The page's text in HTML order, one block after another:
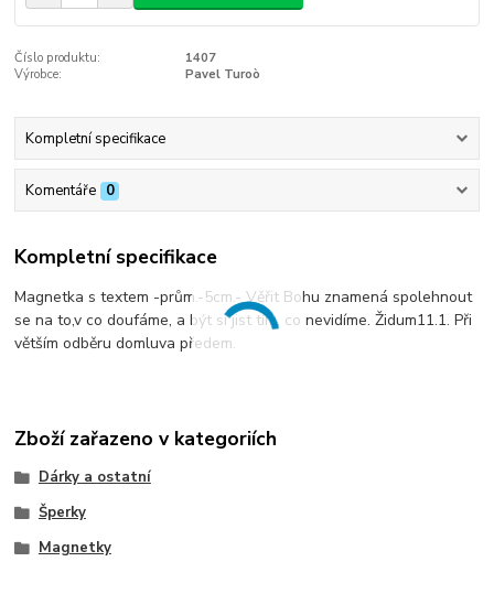
Číslo produktu:
1407
Výrobce:
Pavel Turoò
Kompletní specifikace
Komentáře 0
Kompletní specifikace
Magnetka s textem -prům.-5cm.- Věřit Bohu znamená spolehnout
se na to,v co doufáme, a být si jist tím, co nevidíme. Židum11.1. Při
větším odběru domluva předem.
Zboží zařazeno v kategoriích
Dárky a ostatní
Šperky
Magnetky